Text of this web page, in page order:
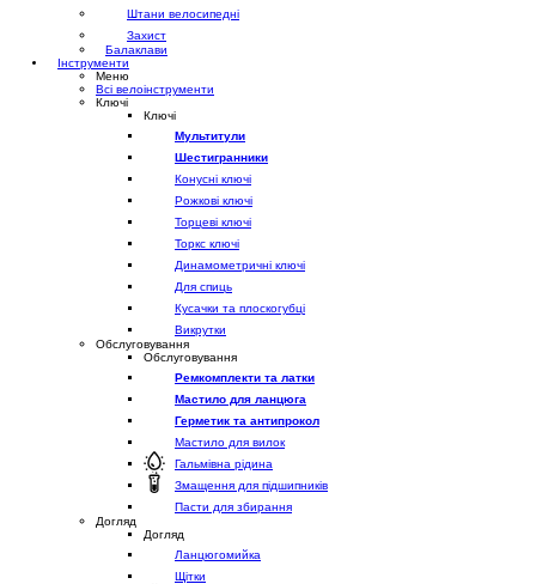
Штани велосипедні
Захист
Балаклави
Інструменти
Меню
Всі велоінструменти
Ключі
Ключі
Мультитули
Шестигранники
Конусні ключі
Рожкові ключі
Торцеві ключі
Торкс ключі
Динамометричні ключі
Для спиць
Кусачки та плоскогубці
Викрутки
Обслуговування
Обслуговування
Ремкомплекти та латки
Мастило для ланцюга
Герметик та антипрокол
Мастило для вилок
Гальмівна рідина
Змащення для підшипників
Пасти для збирання
Догляд
Догляд
Ланцюгомийка
Щітки